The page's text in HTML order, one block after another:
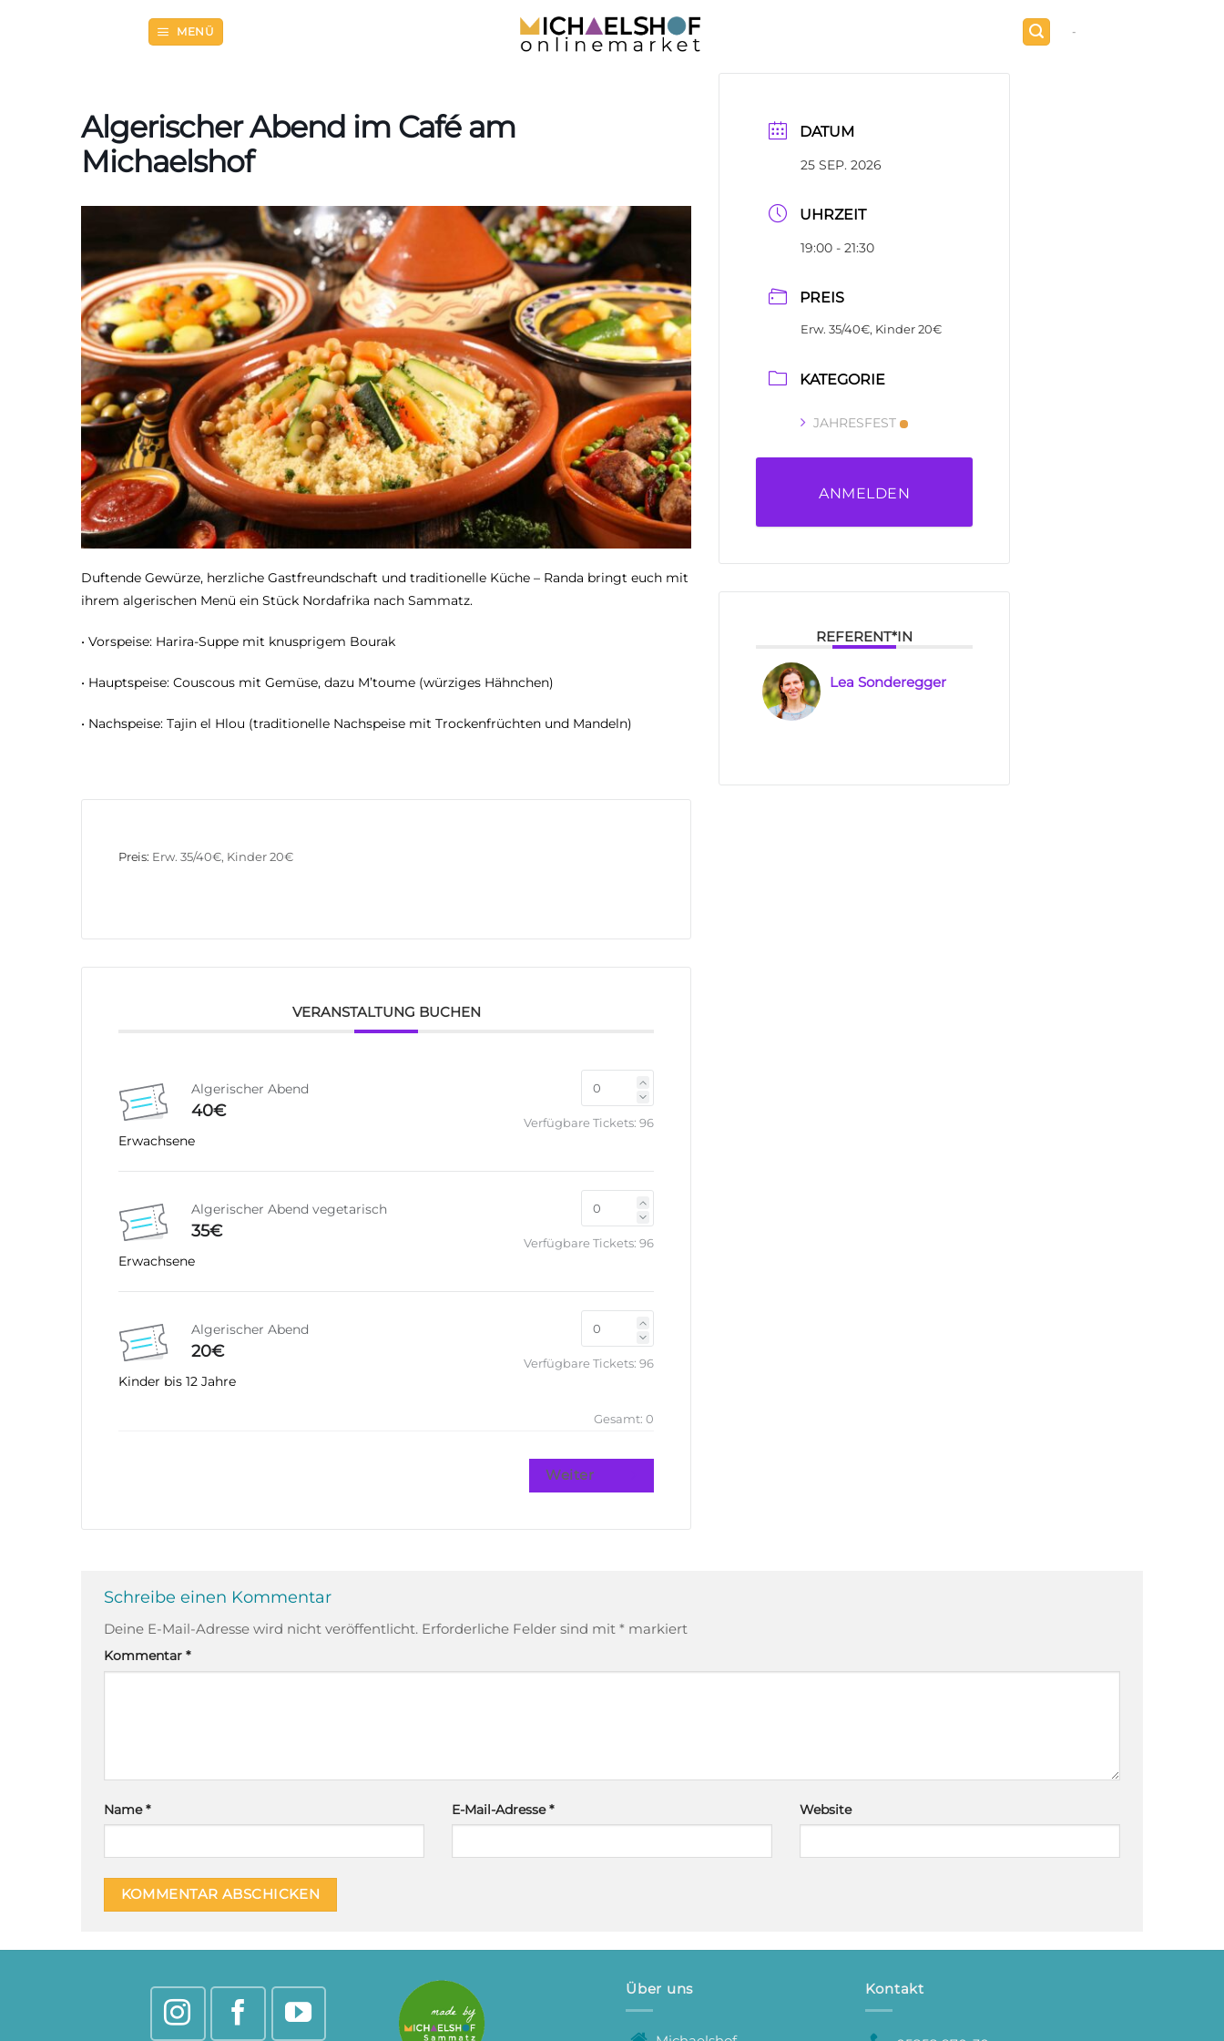
MENÜ -
Algerischer Abend im Café am
Michaelshof
Duftende Gewürze, herzliche Gastfreundschaft und traditionelle Küche – Randa bringt euch mit
ihrem algerischen Menü ein Stück Nordafrika nach Sammatz.
• Vorspeise: Harira-Suppe mit knusprigem Bourak
• Hauptspeise: Couscous mit Gemüse, dazu M’toume (würziges Hähnchen)
• Nachspeise: Tajin el Hlou (traditionelle Nachspeise mit Trockenfrüchten und Mandeln)
Preis: Erw. 35/40€, Kinder 20€
VERANSTALTUNG BUCHEN
Algerischer Abend
40€
Verfügbare Tickets: 96
Erwachsene
Algerischer Abend vegetarisch
35€
Verfügbare Tickets: 96
Erwachsene
Algerischer Abend
20€
Verfügbare Tickets: 96
Kinder bis 12 Jahre
Gesamt: 0
Weiter
DATUM
25 SEP. 2026
UHRZEIT
19:00 - 21:30
PREIS
Erw. 35/40€, Kinder 20€
KATEGORIE
JAHRESFEST
ANMELDEN
REFERENT*IN
Lea Sonderegger
Schreibe einen Kommentar
Deine E-Mail-Adresse wird nicht veröffentlicht. Erforderliche Felder sind mit * markiert
Kommentar *
Name* E-Mail-Adresse* Website
Über uns Kontakt